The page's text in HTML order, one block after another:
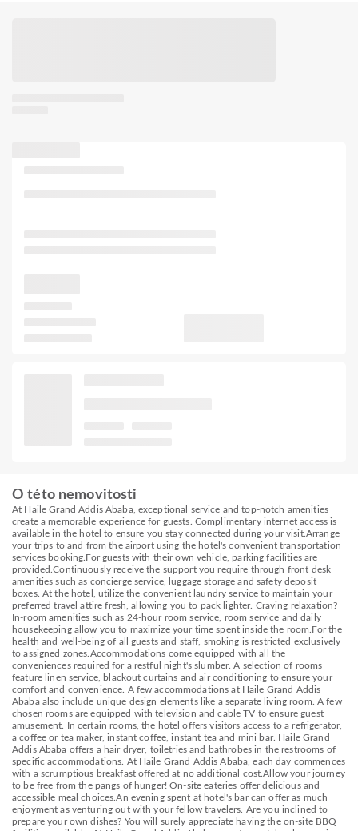
O této nemovitosti
At Haile Grand Addis Ababa, exceptional service and top-notch amenities
create a memorable experience for guests. Complimentary internet access is
available in the hotel to ensure you stay connected during your visit.Arrange
your trips to and from the airport using the hotel's convenient transportation
services booking.For guests with their own vehicle, parking facilities are
provided.Continuously receive the support you require through front desk
amenities such as concierge service, luggage storage and safety deposit
boxes. At the hotel, utilize the convenient laundry service to maintain your
preferred travel attire fresh, allowing you to pack lighter. Craving relaxation?
In-room amenities such as 24-hour room service, room service and daily
housekeeping allow you to maximize your time spent inside the room.For the
health and well-being of all guests and staff, smoking is restricted exclusively
to assigned zones.Accommodations come equipped with all the
conveniences required for a restful night's slumber. A selection of rooms
feature linen service, blackout curtains and air conditioning to ensure your
comfort and convenience. A few accommodations at Haile Grand Addis
Ababa also include unique design elements like a separate living room. A few
chosen rooms are equipped with television and cable TV to ensure guest
amusement. In certain rooms, the hotel offers visitors access to a refrigerator,
a coffee or tea maker, instant coffee, instant tea and mini bar. Haile Grand
Addis Ababa offers a hair dryer, toiletries and bathrobes in the restrooms of
specific accommodations. At Haile Grand Addis Ababa, each day commences
with a scrumptious breakfast offered at no additional cost.Allow your journey
to be free from the pangs of hunger! On-site eateries offer delicious and
accessible meal choices.An evening spent at hotel's bar can offer as much
enjoyment as venturing out with your fellow travelers. Are you inclined to
prepare your own dishes? You will surely appreciate having the on-site BBQ